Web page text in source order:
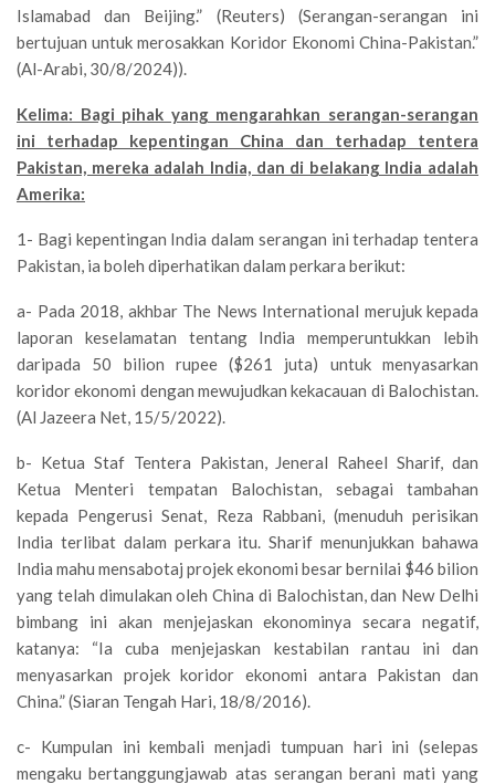
Islamabad dan Beijing.” (Reuters) (Serangan-serangan ini
bertujuan untuk merosakkan Koridor Ekonomi China-Pakistan.”
(Al-Arabi, 30/8/2024)).
Kelima: Bagi pihak yang mengarahkan serangan-serangan
ini terhadap kepentingan China dan terhadap tentera
Pakistan, mereka adalah India, dan di belakang India adalah
Amerika:
1- Bagi kepentingan India dalam serangan ini terhadap tentera
Pakistan, ia boleh diperhatikan dalam perkara berikut:
a- Pada 2018, akhbar The News International merujuk kepada
laporan keselamatan tentang India memperuntukkan lebih
daripada 50 bilion rupee ($261 juta) untuk menyasarkan
koridor ekonomi dengan mewujudkan kekacauan di Balochistan.
(Al Jazeera Net, 15/5/2022).
b- Ketua Staf Tentera Pakistan, Jeneral Raheel Sharif, dan
Ketua Menteri tempatan Balochistan, sebagai tambahan
kepada Pengerusi Senat, Reza Rabbani, (menuduh perisikan
India terlibat dalam perkara itu. Sharif menunjukkan bahawa
India mahu mensabotaj projek ekonomi besar bernilai $46 bilion
yang telah dimulakan oleh China di Balochistan, dan New Delhi
bimbang ini akan menjejaskan ekonominya secara negatif,
katanya: “Ia cuba menjejaskan kestabilan rantau ini dan
menyasarkan projek koridor ekonomi antara Pakistan dan
China.” (Siaran Tengah Hari, 18/8/2016).
c- Kumpulan ini kembali menjadi tumpuan hari ini (selepas
mengaku bertanggungjawab atas serangan berani mati yang